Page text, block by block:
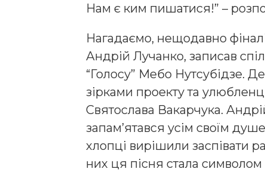
Нам є ким пишатися!” –
Нагадаємо, нещодавно
Андрій Лучанко, записав
“Голосу” Мебо Нутсубідзе.
зірками проекту та
Святослава Вакарчука.
запам’ятався усім своїм
хлопці вирішили заспівати
них ця пісня стала